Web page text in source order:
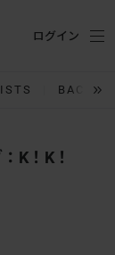
BACK
ログイン
K！K！